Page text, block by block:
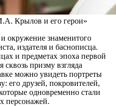
Крылов и его герои»
окружение знаменитого
издателя и баснописца.
и предметах эпоха первой
призму взгляда
можно увидеть портреты
его друзей, покровителей,
одновременно стали
персонажей.